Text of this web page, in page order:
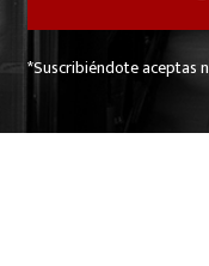
*Suscribiéndote aceptas